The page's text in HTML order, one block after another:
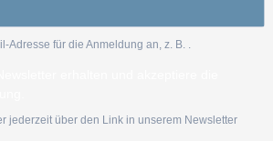
Adresse für die Anmeldung an, z. B. .
jederzeit über den Link in unserem Newsletter